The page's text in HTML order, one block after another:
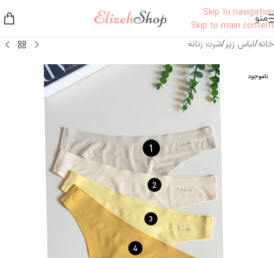
Skip to navigation
Skip to main content
منو
خانه/لباس زیر/شرت زنانه
ناموجود